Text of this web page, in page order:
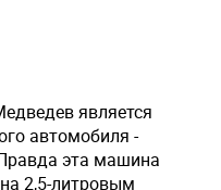
является
автомобиля -
эта машина
2,5-литровым